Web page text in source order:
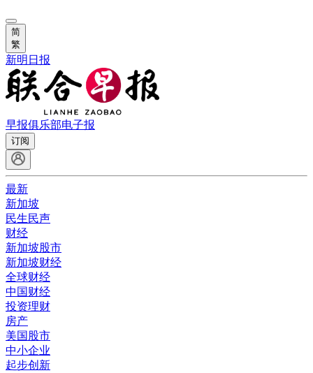
简
繁
新明日报
早报俱乐部电子报
订阅
最新
新加坡
民生民声
财经
新加坡股市
新加坡财经
全球财经
中国财经
投资理财
房产
美国股市
中小企业
起步创新